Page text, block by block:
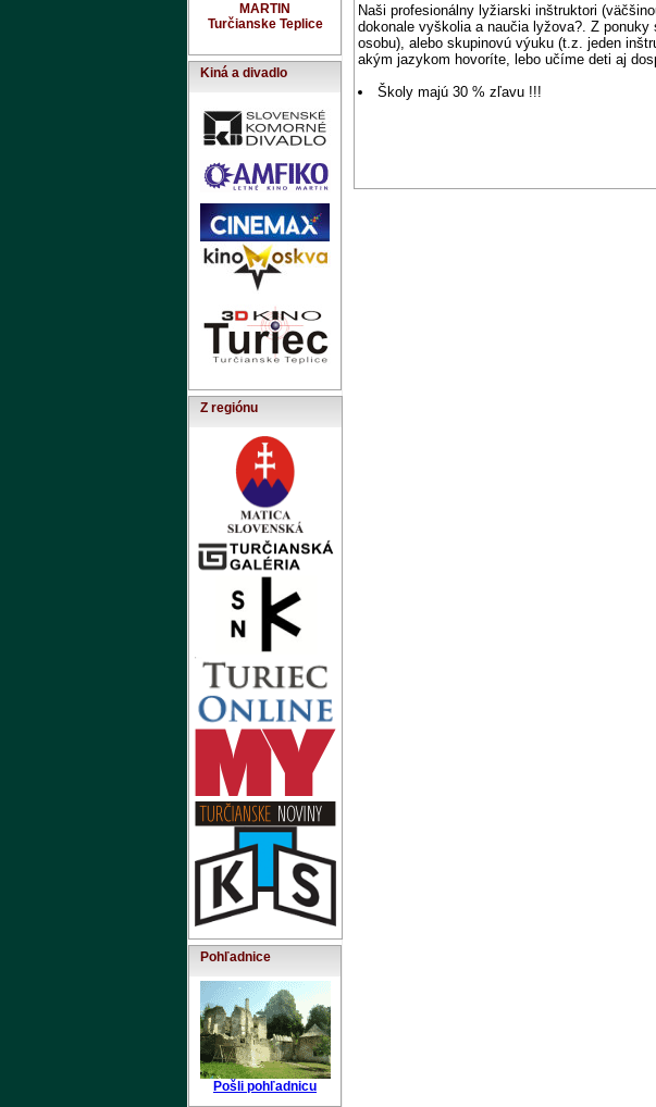
MARTIN
Turčianske Teplice
Kiná a divadlo
Z regiónu
Pohľadnice
Pošli pohľadnicu
Naši profesionálny lyžiarski inštruktori
dokonale vyškolia a naučia lyžova?. Z
osobu), alebo skupinovú výuku (t.z. jeden
akým jazykom hovoríte, lebo učíme deti aj
Školy majú 30 % zľavu !!!